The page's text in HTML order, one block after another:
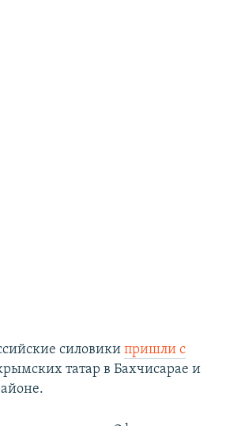
силовики пришли с
татар в Бахчисарае и